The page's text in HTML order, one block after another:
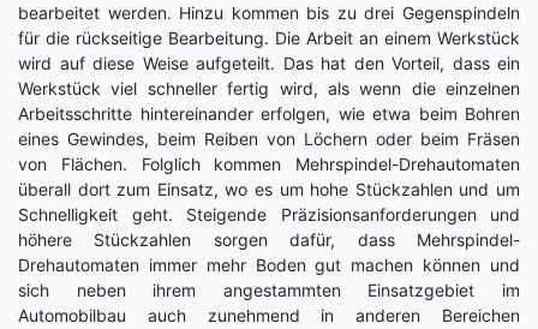
bearbeitet werden. Hinzu kommen bis zu drei Gegenspindeln
für die rückseitige Bearbeitung. Die Arbeit an einem Werkstück
wird auf diese Weise aufgeteilt. Das hat den Vorteil, dass ein
Werkstück viel schneller fertig wird, als wenn die einzelnen
Arbeitsschritte hintereinander erfolgen, wie etwa beim Bohren
eines Gewindes, beim Reiben von Löchern oder beim Fräsen
von Flächen. Folglich kommen Mehrspindel-Drehautomaten
überall dort zum Einsatz, wo es um hohe Stückzahlen und um
Schnelligkeit geht. Steigende Präzisionsanforderungen und
höhere Stückzahlen sorgen dafür, dass Mehrspindel-
Drehautomaten immer mehr Boden gut machen können und
sich neben ihrem angestammten Einsatzgebiet im
Automobilbau auch zunehmend in anderen Bereichen